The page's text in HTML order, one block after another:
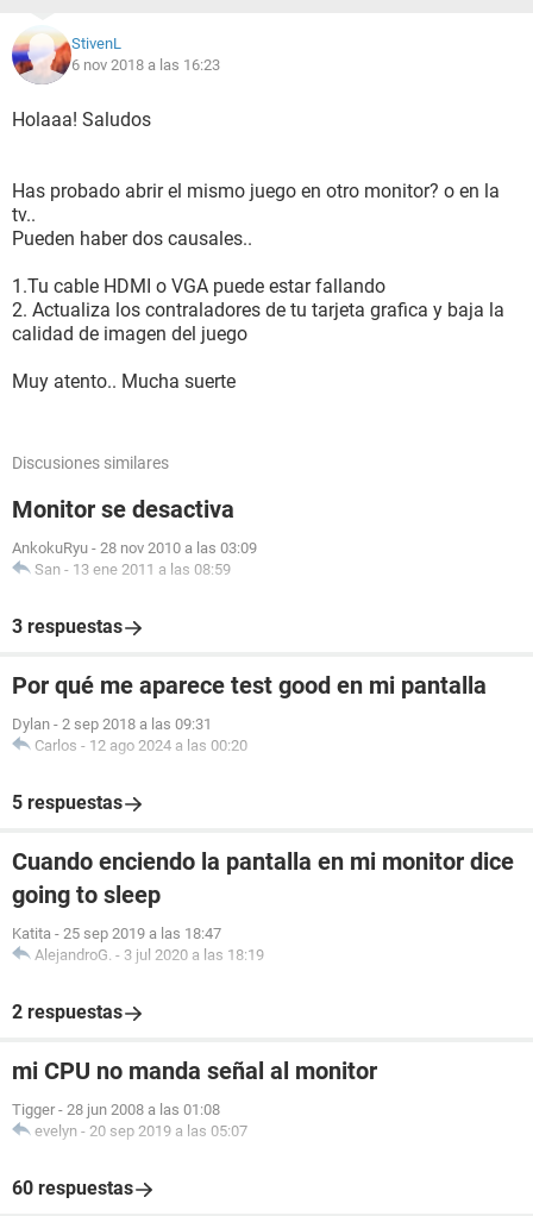
StivenL
6 nov 2018 a las 16:23
Holaaa! Saludos
Has probado abrir el mismo juego en otro monitor? o en la
tv..
Pueden haber dos causales..
1.Tu cable HDMI o VGA puede estar fallando
2. Actualiza los contraladores de tu tarjeta grafica y baja la
calidad de imagen del juego
Muy atento.. Mucha suerte
Discusiones similares
Monitor se desactiva
AnkokuRyu - 28 nov 2010 a las 03:09
San - 13 ene 2011 a las 08:59
3 respuestas
Por qué me aparece test good en mi pantalla
Dylan - 2 sep 2018 a las 09:31
Carlos - 12 ago 2024 a las 00:20
5 respuestas
Cuando enciendo la pantalla en mi monitor dice
going to sleep
Katita - 25 sep 2019 a las 18:47
AlejandroG. - 3 jul 2020 a las 18:19
2 respuestas
mi CPU no manda señal al monitor
Tigger - 28 jun 2008 a las 01:08
evelyn - 20 sep 2019 a las 05:07
60 respuestas